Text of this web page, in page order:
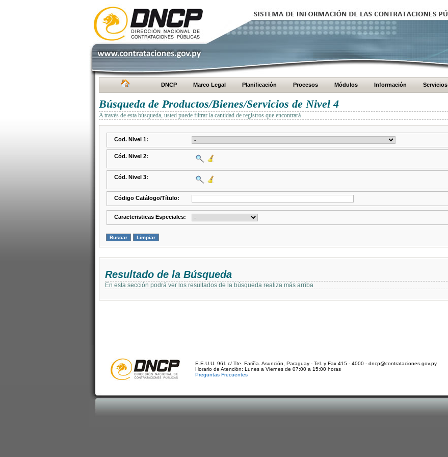
DNCP Marco Legal Planificación Procesos Módulos Información Servicios
Búsqueda de Productos/Bienes/Servicios de Nivel 4
A través de esta búsqueda, usted puede filtrar la cantidad de registros que encontrará
Cod. Nivel 1:
Cód. Nivel 2:
Cód. Nivel 3:
Código Catálogo/Título:
Caracteristicas Especiales:
Resultado de la Búsqueda
En esta sección podrá ver los resultados de la búsqueda realiza más arriba
E.E.U.U. 961 c/ Tte. Fariña. Asunción, Paraguay - Tel. y Fax 415 - 4000 - dncp@contrataciones.gov.py
Horario de Atención: Lunes a Viernes de 07:00 a 15:00 horas
Preguntas Frecuentes